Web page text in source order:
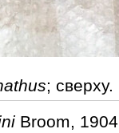
; сверху.
Broom,